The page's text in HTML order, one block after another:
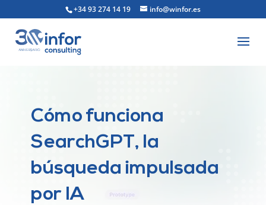
+34 93 274 14 19 info@winfor.es
Cómo funciona
SearchGPT, la
búsqueda impulsada
por IA